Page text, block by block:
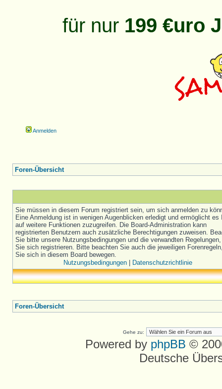
für nur 199 €uro
Anmelden
Foren-Übersicht
Sie müssen in diesem Forum registriert sein, um sich anmelden zu
Eine Anmeldung ist in wenigen Augenblicken erledigt und ermöglicht es
auf weitere Funktionen zuzugreifen. Die Board-Administration kann
registrierten Benutzern auch zusätzliche Berechtigungen zuweisen.
Sie bitte unsere Nutzungsbedingungen und die verwandten
Sie sich registrieren. Bitte beachten Sie auch die jeweiligen
Sie sich in diesem Board bewegen.
Nutzungsbedingungen| Datenschutzrichtlinie
Foren-Übersicht
Gehe zu:
Powered by phpBB ©
Deutsche